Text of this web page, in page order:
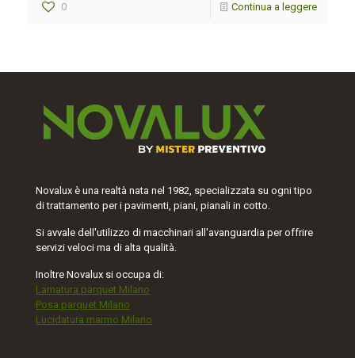
0 Continua a leggere
Novalux è una realtà nata nel 1982, specializzata su ogni tipo
di trattamento per i pavimenti, piani, pianali in cotto.
Si avvale dell'utilizzo di macchinari all'avanguardia per offrire
servizi veloci ma di alta qualità.
Inoltre Novalux si occupa di:
Lamatura parquet Milano
Posa parquet Milano
Lucidatura marmo Milano